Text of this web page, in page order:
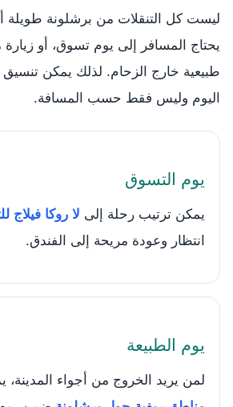
ليست كل التنقلات من برشلونة طويلة
يحتاج المسافر إلى يوم تسوق، أو
طبيعية خارج الزحام. لذلك يمكن
اليوم وليس فقط حسب المسافة.
يوم التسوق
يمكن ترتيب رحلة إلى لا روكا فيلاج
انتظار وعودة مريحة إلى الفندق.
يوم الطبيعة
لمن يريد الخروج من أجواء المدينة،